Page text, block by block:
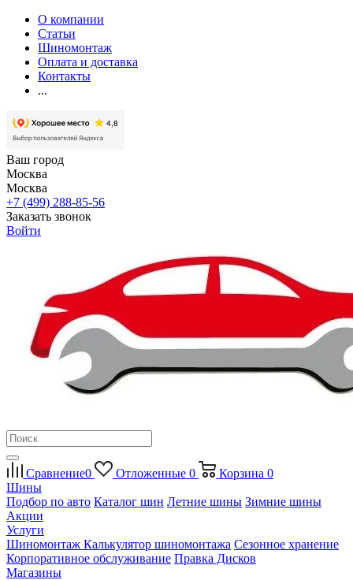
О компании
Статьи
Шиномонтаж
Оплата и доставка
Контакты
...
Ваш город
Москва
Москва
+7 (499) 288-85-56
Заказать звонок
Войти
Сравнение0 Отложенные 0 Корзина 0
Шины
Подбор по авто Каталог шин Летние шины Зимние шины
Акции
Услуги
Шиномонтаж Калькулятор шиномонтажа Сезонное хранение
Корпоративное обслуживание Правка Дисков
Магазины